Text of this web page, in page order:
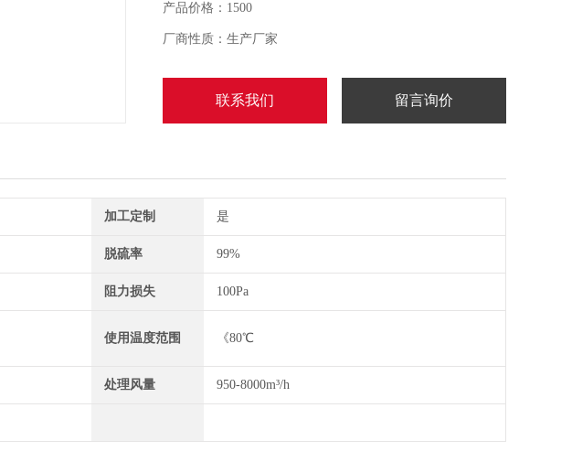
产品价格：1500
厂商性质：生产厂家
联系我们 留言询价
加工定制 是
脱硫率 99%
阻力损失 100Pa
使用温度范围 《80℃
处理风量 950-8000m³/h